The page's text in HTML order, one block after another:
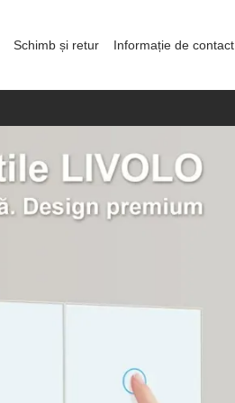
Schimb și retur Informație de contact